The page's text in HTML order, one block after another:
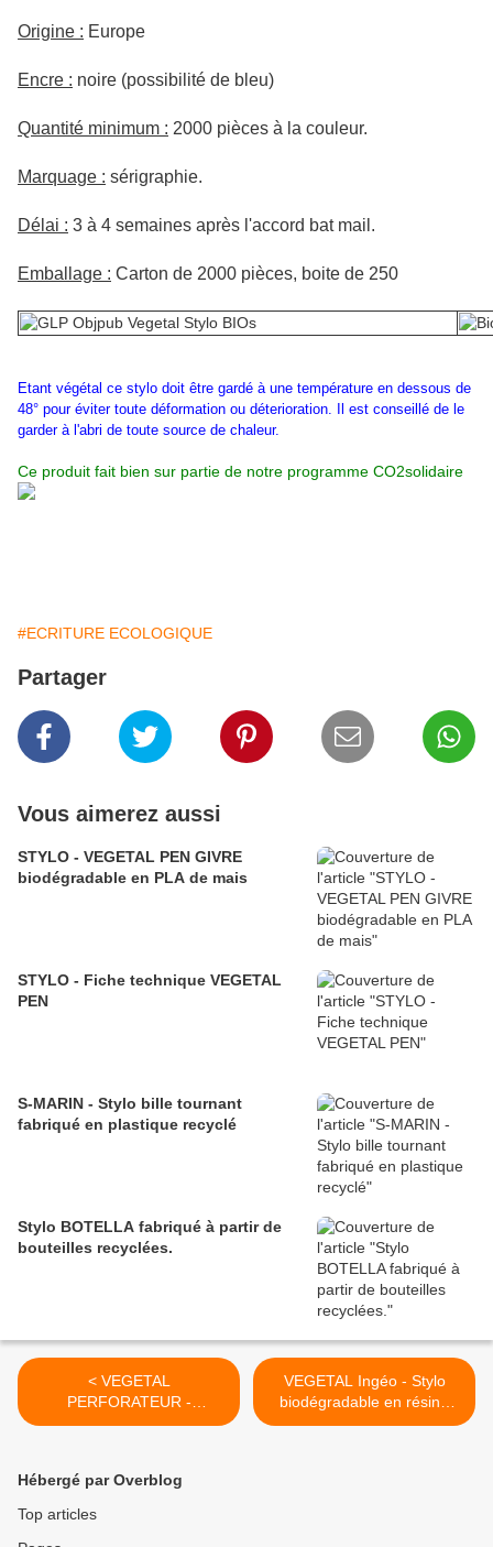
Origine : Europe
Encre : noire (possibilité de bleu)
Quantité minimum : 2000 pièces à la couleur.
Marquage : sérigraphie.
Délai : 3 à 4 semaines après l'accord bat mail.
Emballage : Carton de 2000 pièces, boite de 250
Etant végétal ce stylo doit être gardé à une température en dessous de
48° pour éviter toute déformation ou déterioration. Il est conseillé de le
garder à l'abri de toute source de chaleur.
Ce produit fait bien sur partie de notre programme CO2solidaire
#ECRITURE ECOLOGIQUE
Partager
Vous aimerez aussi
STYLO - VEGETAL PEN GIVRE
biodégradable en PLA de mais
STYLO - Fiche technique VEGETAL
PEN
S-MARIN - Stylo bille tournant
fabriqué en plastique recyclé
Stylo BOTELLA fabriqué à partir de
bouteilles recyclées.
< VEGETAL
PERFORATEUR -
Perforateur biodégradable
VEGETAL Ingéo - Stylo
biodégradable en résine
végétale >
Hébergé par Overblog
Top articles